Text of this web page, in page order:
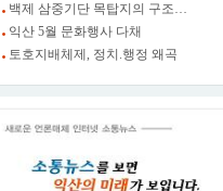
백제 삼중기단 목탑지의 구조…
익산 5월 문화행사 다채
토호지배체제, 정치.행정 왜곡